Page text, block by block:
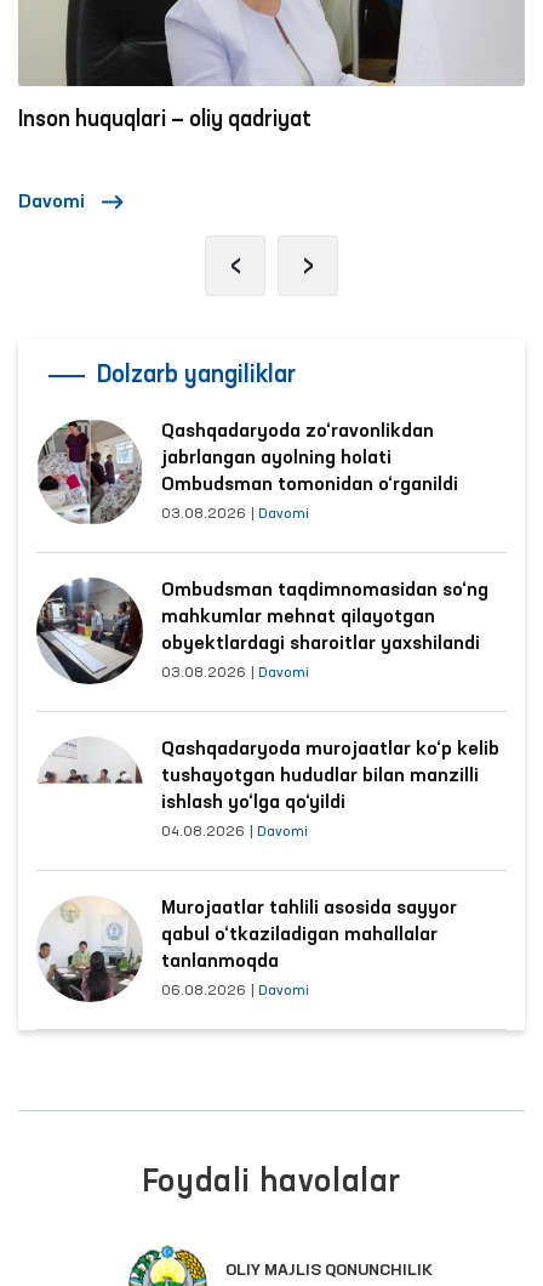
Inson huquqlari — oliy qadriyat
Davomi
‹ ›
Dolzarb yangiliklar
Qashqadaryoda zo‘ravonlikdan
jabrlangan ayolning holati
Ombudsman tomonidan o‘rganildi
03.08.2026 Davomi
Ombudsman taqdimnomasidan so‘ng
mahkumlar mehnat qilayotgan
obyektlardagi sharoitlar yaxshilandi
03.08.2026 Davomi
Qashqadaryoda murojaatlar ko‘p kelib
tushayotgan hududlar bilan manzilli
ishlash yo‘lga qo‘yildi
04.08.2026 Davomi
Murojaatlar tahlili asosida sayyor
qabul o‘tkaziladigan mahallalar
tanlanmoqda
06.08.2026 Davomi
Foydali havolalar
OLIY MAJLIS QONUNCHILIK